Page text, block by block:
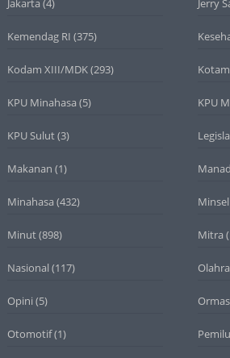
Kemendag RI (375)
Kodam XIII/MDK(293)
KPU Minahasa (5) KPU
KPU Sulut(3)
Makanan (1)
Minahasa (432) Minsel
Minut(898) Mitra
Nasional (117)
Opini (5) Ormas
Otomotif(1)